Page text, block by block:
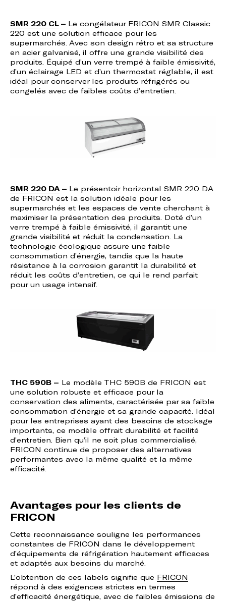
SMR 220 CL– Le congélateur FRICON SMR Classic
220 est une solution efficace pour les
supermarchés. Avec son design rétro et sa structure
en acier galvanisé, il offre une grande visibilité des
produits. Équipé d’un verre trempé à faible émissivité,
d’un éclairage LED et d’un thermostat réglable, il est
idéal pour conserver les produits réfrigérés ou
congelés avec de faibles coûts d’entretien.
SMR 220 DA– Le présentoir horizontal SMR 220 DA
de FRICON est la solution idéale pour les
supermarchés et les espaces de vente cherchant à
maximiser la présentation des produits. Doté d’un
verre trempé à faible émissivité, il garantit une
grande visibilité et réduit la condensation. La
technologie écologique assure une faible
consommation d’énergie, tandis que la haute
résistance à la corrosion garantit la durabilité et
réduit les coûts d’entretien, ce qui le rend parfait
pour un usage intensif.
THC 590B – Le modèle THC 590B de FRICON est
une solution robuste et efficace pour la
conservation des aliments, caractérisée par sa faible
consommation d’énergie et sa grande capacité. Idéal
pour les entreprises ayant des besoins de stockage
importants, ce modèle offrait durabilité et facilité
d’entretien. Bien qu’il ne soit plus commercialisé,
FRICON continue de proposer des alternatives
performantes avec la même qualité et la même
efficacité.
Avantages pour les clients de
FRICON
Cette reconnaissance souligne les performances
constantes de FRICON dans le développement
d’équipements de réfrigération hautement efficaces
et adaptés aux besoins du marché.
L’obtention de ces labels signifie que FRICON
répond à des exigences strictes en termes
d’efficacité énergétique, avec de faibles émissions de